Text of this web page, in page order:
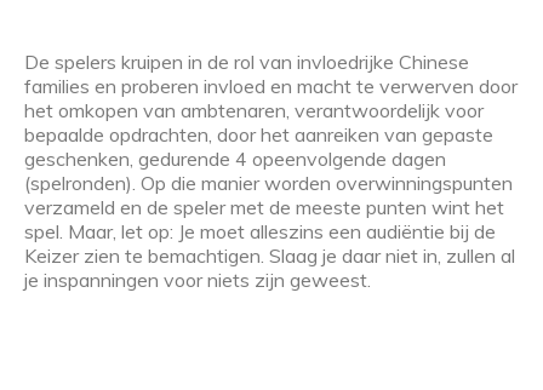
De spelers kruipen in de rol van invloedrijke Chinese
families en proberen invloed en macht te verwerven door
het omkopen van ambtenaren, verantwoordelijk voor
bepaalde opdrachten, door het aanreiken van gepaste
geschenken, gedurende 4 opeenvolgende dagen
(spelronden). Op die manier worden overwinningspunten
verzameld en de speler met de meeste punten wint het
spel. Maar, let op: Je moet alleszins een audiëntie bij de
Keizer zien te bemachtigen. Slaag je daar niet in, zullen al
je inspanningen voor niets zijn geweest.